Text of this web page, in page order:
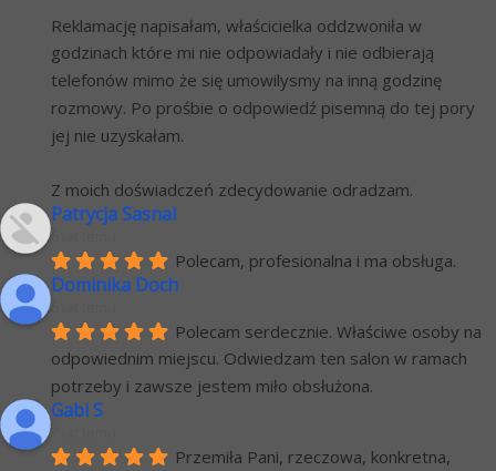
Reklamację napisałam, właścicielka oddzwoniła w
godzinach które mi nie odpowiadały i nie odbierają
telefonów mimo że się umowilysmy na inną godzinę
rozmowy. Po prośbie o odpowiedź pisemną do tej pory
jej nie uzyskałam.
Z moich doświadczeń zdecydowanie odradzam.
Patrycja Sasnal
Polecam, profesionalna i ma obsługa.
Dominika Doch
Polecam serdecznie. Właściwe osoby na
odpowiednim miejscu. Odwiedzam ten salon w ramach
potrzeby i zawsze jestem miło obsłużona.
Gabi S
Przemiła Pani, rzeczowa, konkretna,